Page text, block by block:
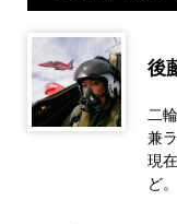
後
二
兼
現
ど。